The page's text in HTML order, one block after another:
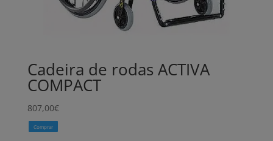
Cadeira de rodas ACTIVA
COMPACT
807,00€
Comprar